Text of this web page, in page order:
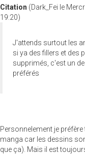
Citation (Dark_Fei le
19:20)
J'attends surtout les
si ya des fillers et des
supprimés, c'est un
préférés
Personnelement je
manga car les dessins
que ça). Mais il est